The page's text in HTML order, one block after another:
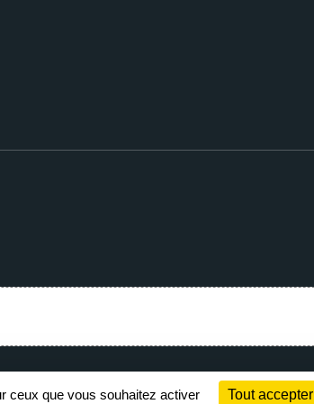
Gestion des cookies
ceux que vous souhaitez activer Tout accepter